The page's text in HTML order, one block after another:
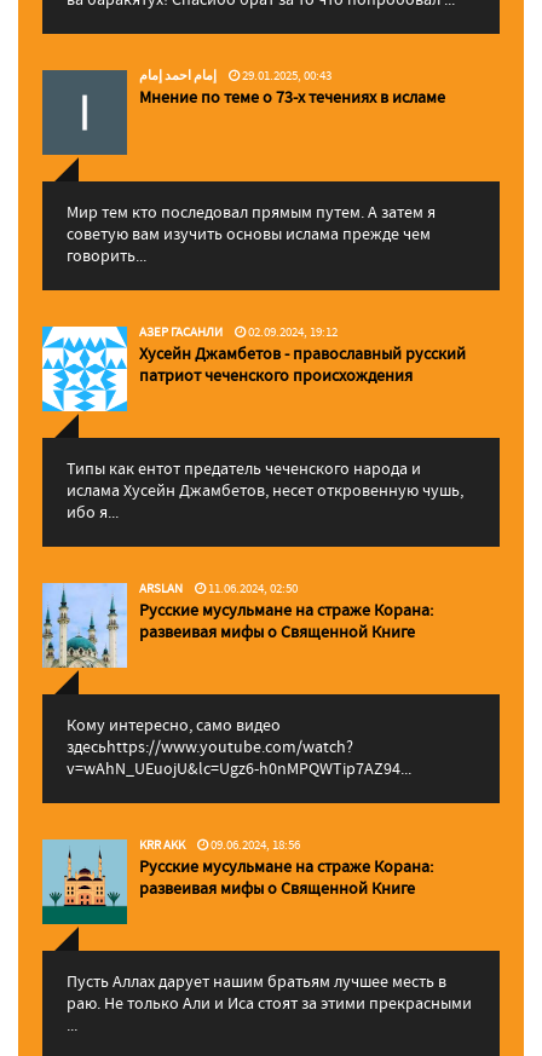
إمام احمد إمام 29.01.2025, 00:43
Мнение по теме о 73-х течениях в исламе
Мир тем кто последовал прямым путем. А затем я
советую вам изучить основы ислама прежде чем
говорить...
АЗЕР ГАСАНЛИ 02.09.2024, 19:12
Хусейн Джамбетов - православный русский
патриот чеченского происхождения
Типы как ентот предатель чеченского народа и
ислама Хусейн Джамбетов, несет откровенную чушь,
ибо я...
ARSLAN 11.06.2024, 02:50
Русские мусульмане на страже Корана:
pазвеивая мифы о Священной Книге
Кому интересно, само видео
здесьhttps://www.youtube.com/watch?
v=wAhN_UEuojU&lc=Ugz6-h0nMPQWTip7AZ94...
KRR AKK 09.06.2024, 18:56
Русские мусульмане на страже Корана:
pазвеивая мифы о Священной Книге
Пусть Аллах дарует нашим братьям лучшее месть в
раю. Не только Али и Иса стоят за этими прекрасными
...